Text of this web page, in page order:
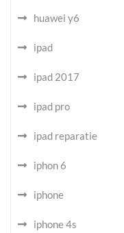
huawei y6
ipad
ipad 2017
ipad pro
ipad reparatie
iphon 6
iphone
iphone 4s